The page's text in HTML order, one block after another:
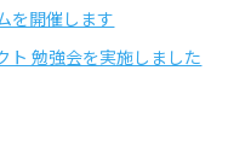
を開催します
ト 勉強会を実施しました